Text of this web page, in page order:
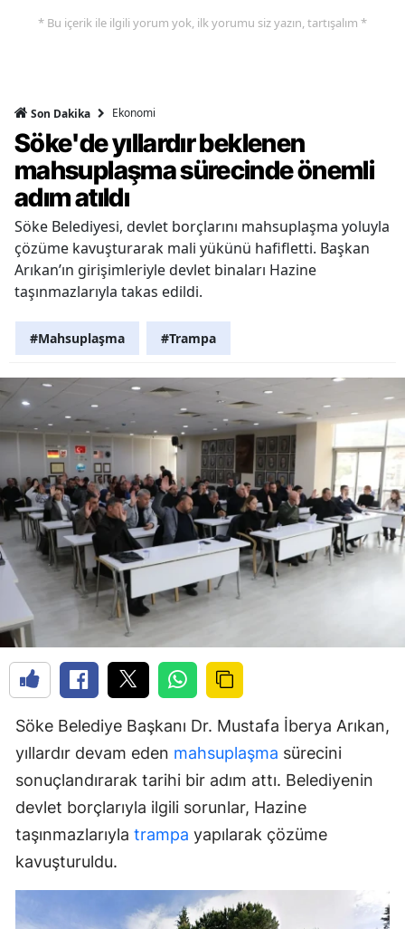
* Bu içerik ile ilgili yorum yok, ilk yorumu siz yazın, tartışalım *
Son Dakika Ekonomi
Söke'de yıllardır beklenen
mahsuplaşma sürecinde önemli
adım atıldı
Söke Belediyesi, devlet borçlarını mahsuplaşma yoluyla
çözüme kavuşturarak mali yükünü hafifletti. Başkan
Arıkan’ın girişimleriyle devlet binaları Hazine
taşınmazlarıyla takas edildi.
#Mahsuplaşma #Trampa
Söke Belediye Başkanı Dr. Mustafa İberya Arıkan,
yıllardır devam eden mahsuplaşma sürecini
sonuçlandırarak tarihi bir adım attı. Belediyenin
devlet borçlarıyla ilgili sorunlar, Hazine
taşınmazlarıyla trampa yapılarak çözüme
kavuşturuldu.